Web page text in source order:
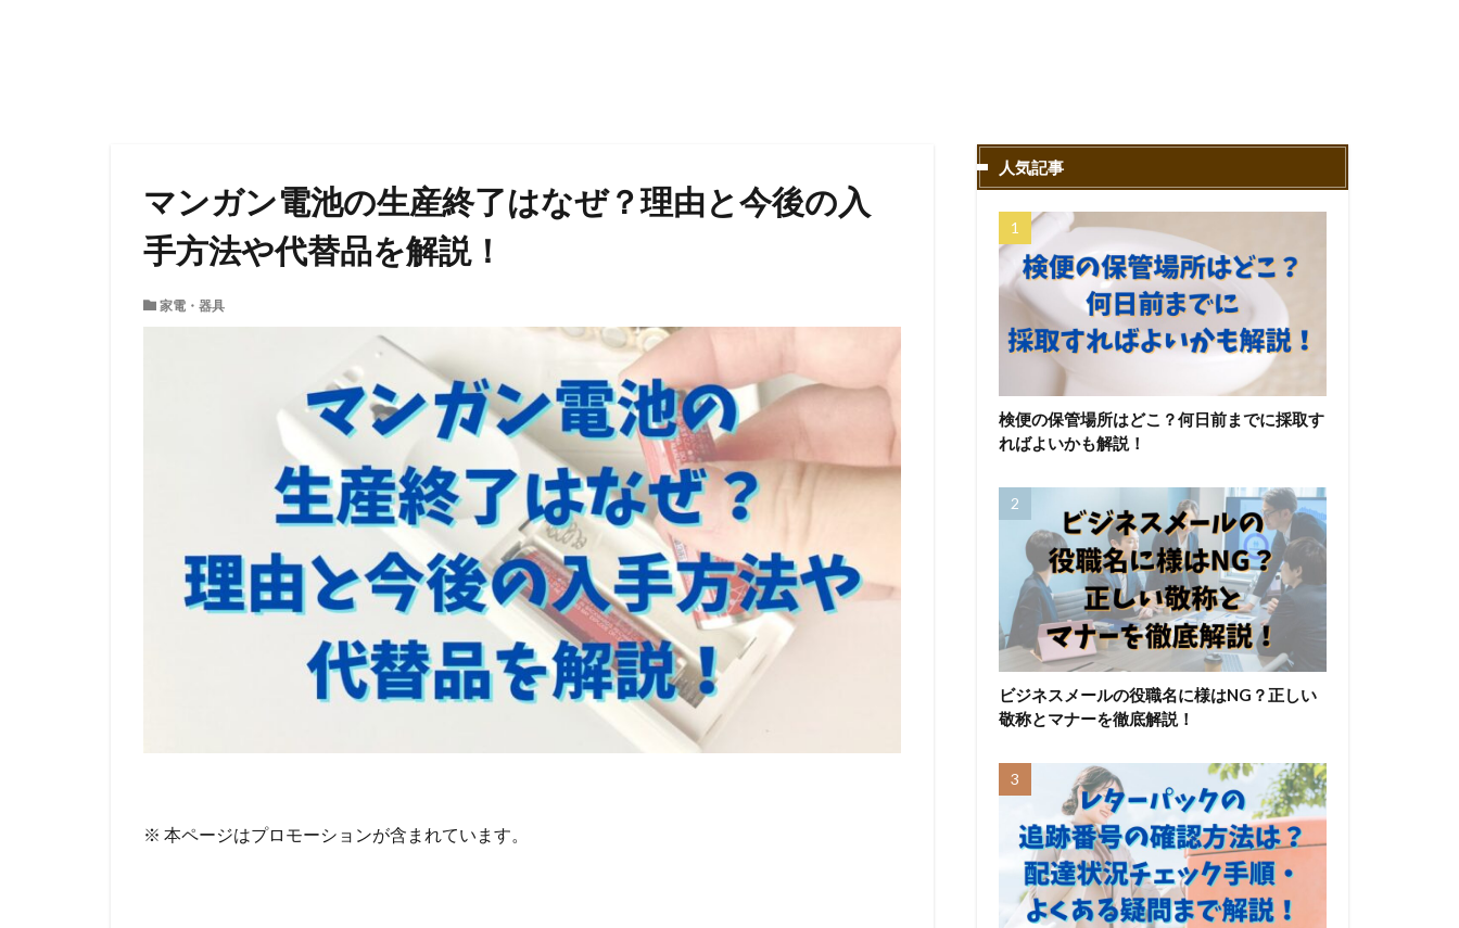
マンガン電池の生産終了はなぜ？理由と今後の入
手方法や代替品を解説！
家電・器具
※ 本ページはプロモーションが含まれています。
人気記事
検便の保管場所はどこ？何日前までに採取す
ればよいかも解説！
ビジネスメールの役職名に様はNG？正しい
敬称とマナーを徹底解説！